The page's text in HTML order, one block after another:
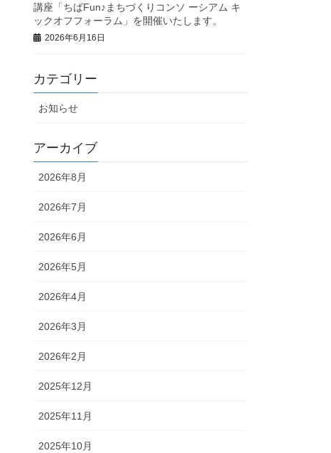
講座「ちばFun♪まちづくりコンソ ーシアム キ
ックオフフォーラム」を開催いたします。
2026年6月16日
カテゴリー
お知らせ
アーカイブ
2026年8月
2026年7月
2026年6月
2026年5月
2026年4月
2026年3月
2026年2月
2025年12月
2025年11月
2025年10月